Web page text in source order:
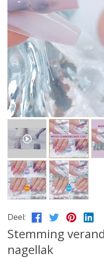
Deel:
Stemming
nagellak